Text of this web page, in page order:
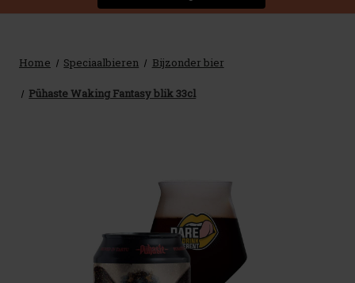
Home Speciaalbieren Bijzonder bier
Pühaste Waking Fantasy blik 33cl